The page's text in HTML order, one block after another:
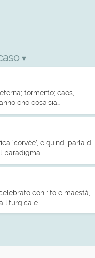
▾
tormento; caos,
che cosa sia…
‘corvée’, e quindi parla di
paradigma…
con rito e maestà,
liturgica e…